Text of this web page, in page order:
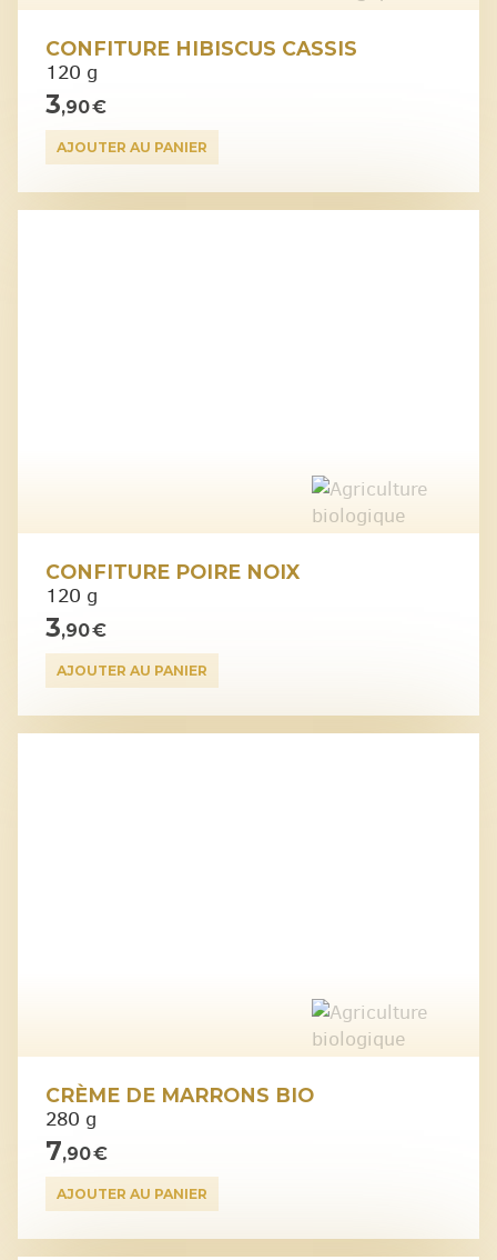
CONFITURE HIBISCUS CASSIS
120 g
3,90 €
AJOUTER AU PANIER
CONFITURE POIRE NOIX
120 g
3,90 €
AJOUTER AU PANIER
CRÈME DE MARRONS BIO
280 g
7,90 €
AJOUTER AU PANIER